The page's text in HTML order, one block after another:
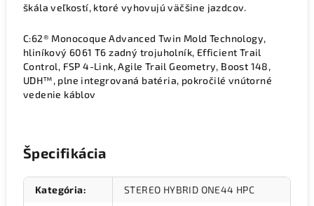
škála veľkostí, ktoré vyhovujú väčšine jazdcov.
C:62® Monocoque Advanced Twin Mold Technology,
hliníkový 6061 T6 zadný trojuholník, Efficient Trail
Control, FSP 4-Link, Agile Trail Geometry, Boost 148,
UDH™, plne integrovaná batéria, pokročilé vnútorné
vedenie káblov
Špecifikácia
Kategória: STEREO HYBRID ONE44 HPC